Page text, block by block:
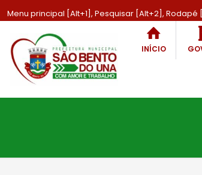
Menu principal [Alt+1], Pesquisar [Alt+2], Rodapé
INÍCIO